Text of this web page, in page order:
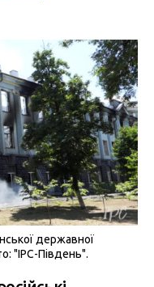
державної
"IPC-Південь".